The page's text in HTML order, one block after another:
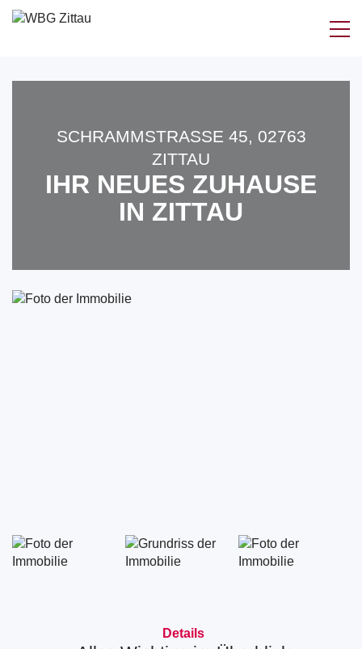
Zum
Inhalt
SCHRAMMSTRASSE 45, 02763 Z
ITTAU
IHR NEUES ZUHAUSE
IN ZITTAU
Details